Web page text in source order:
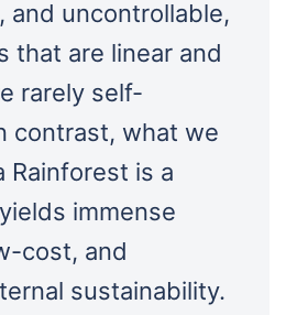
and uncontrollable,
that are linear and
rarely self-
contrast, what we
Rainforest is a
immense
cost, and
sustainability.